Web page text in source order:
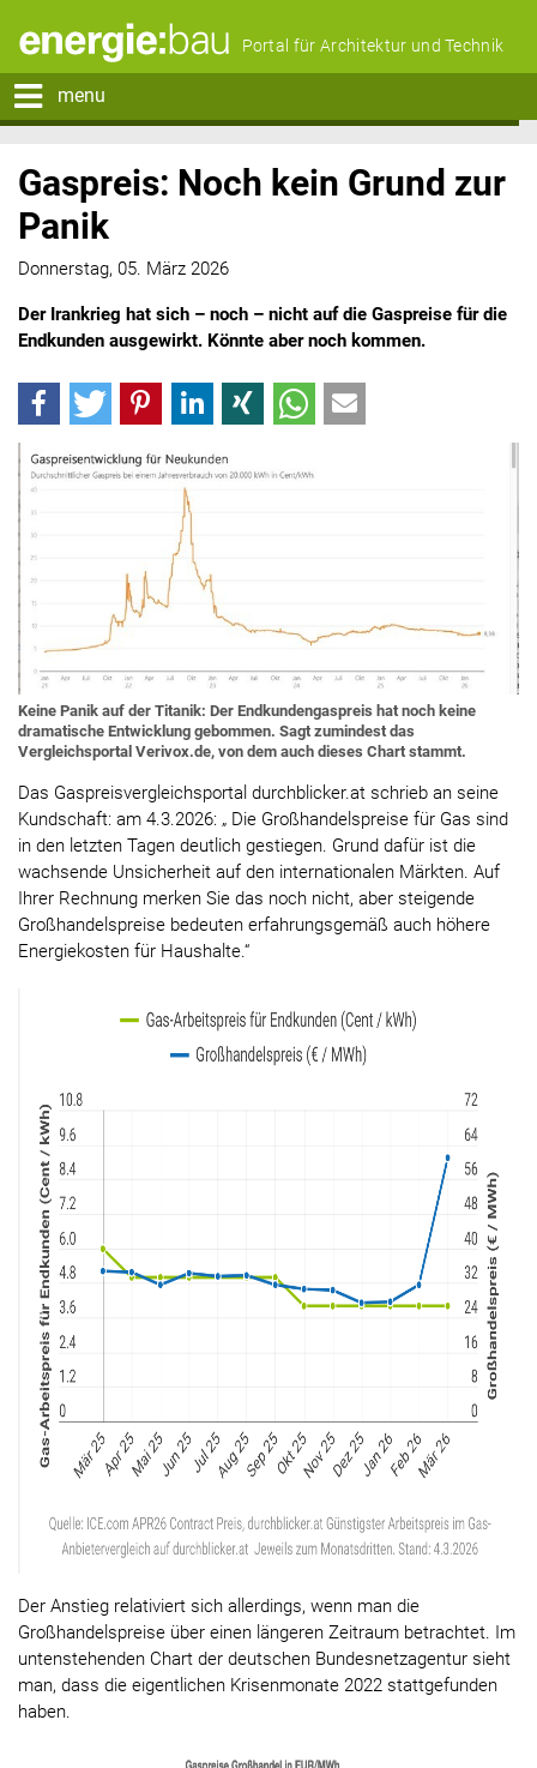
Portal für Architektur und Technik
menu
Gaspreis: Noch kein Grund zur
Panik
Donnerstag, 05. März 2026
Der Irankrieg hat sich – noch – nicht auf die Gaspreise für die
Endkunden ausgewirkt. Könnte aber noch kommen.
Keine Panik auf der Titanik: Der Endkundengaspreis hat noch keine
dramatische Entwicklung gebommen. Sagt zumindest das
Vergleichsportal Verivox.de, von dem auch dieses Chart stammt.
Das Gaspreisvergleichsportal durchblicker.at schrieb an seine
Kundschaft: am 4.3.2026: „ Die Großhandelspreise für Gas sind
in den letzten Tagen deutlich gestiegen. Grund dafür ist die
wachsende Unsicherheit auf den internationalen Märkten. Auf
Ihrer Rechnung merken Sie das noch nicht, aber steigende
Großhandelspreise bedeuten erfahrungsgemäß auch höhere
Energiekosten für Haushalte.“
Der Anstieg relativiert sich allerdings, wenn man die
Großhandelspreise über einen längeren Zeitraum betrachtet. Im
untenstehenden Chart der deutschen Bundesnetzagentur sieht
man, dass die eigentlichen Krisenmonate 2022 stattgefunden
haben.